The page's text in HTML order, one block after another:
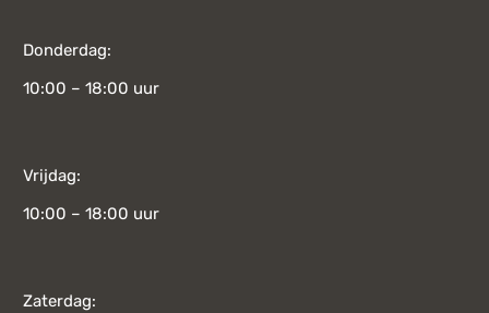
Donderdag:
10:00 – 18:00 uur
Vrijdag:
10:00 – 18:00 uur
Zaterdag: